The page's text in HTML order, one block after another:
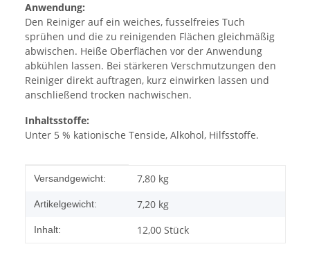
Anwendung:
Den Reiniger auf ein weiches, fusselfreies Tuch
sprühen und die zu reinigenden Flächen gleichmäßig
abwischen. Heiße Oberflächen vor der Anwendung
abkühlen lassen. Bei stärkeren Verschmutzungen den
Reiniger direkt auftragen, kurz einwirken lassen und
anschließend trocken nachwischen.
Inhaltsstoffe:
Unter 5 % kationische Tenside, Alkohol, Hilfsstoffe.
Produkteigenschaft
Wert
Versandgewicht: 7,80 kg
Artikelgewicht: 7,20 kg
Inhalt: 12,00 Stück